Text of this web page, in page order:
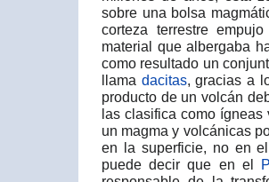
sobre una bolsa
corteza terrestre
material que albergaba
como resultado un
llama dacitas, gracias a
producto de un volcán
las clasifica como ígneas
un magma y volcánicas
en la superficie, no en
puede decir que en el